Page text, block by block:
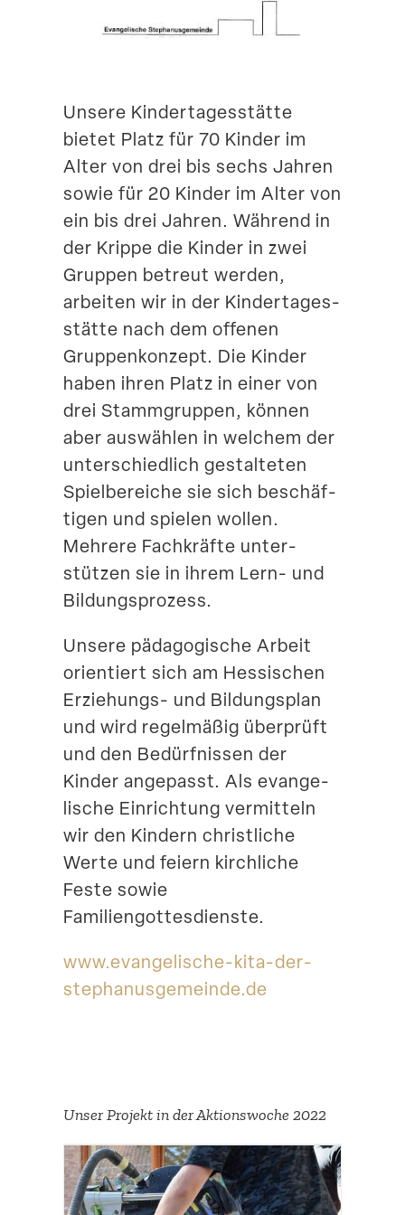
Suche
Unsere Kinder­ta­ges­stätte
bietet Platz für 70 Kinder im
Alter von drei bis sechs Jahren
sowie für 20 Kinder im Alter von
ein bis drei Jahren. Während in
der Krippe die Kinder in zwei
Gruppen betreut werden,
arbeiten wir in der Kinder­ta­ges­
stätte nach dem offenen
Gruppen­konzept. Die Kinder
haben ihren Platz in einer von
drei Stamm­gruppen, können
aber auswählen in welchem der
unter­schiedlich gestal­teten
Spiel­be­reiche sie sich beschäf­
tigen und spielen wollen.
Mehrere Fachkräfte unter­
stützen sie in ihrem Lern- und
Bildungsprozess.
Unsere pädago­gische Arbeit
orien­tiert sich am Hessi­schen
Erziehungs- und Bildungsplan
und wird regel­mäßig überprüft
und den Bedürf­nissen der
Kinder angepasst. Als evange­
lische Einrichtung vermitteln
wir den Kindern christ­liche
Werte und feiern kirch­liche
Feste sowie
Familiengottesdienste.
www​.evange​lische​-kita​-der​-
stepha​nus​ge​meinde​.de
Unser Projekt in der Aktions­woche 2022